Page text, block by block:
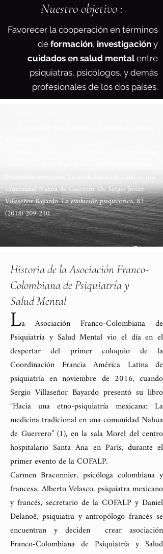
Nuestro objetivo :
Favorecer la cooperación en términos
de formación, investigación y
cuidados en salud mentalentre
psiquiatras, psicólogos, y demás
profesionales de los dos países.
comunidad Nahua de Guerrero. De Sergio Javier
Villaseñor Bayardo. La evolución psiquiátrica,83
(2018) 209-210.
Historia de la Asociación Franco-
Colombiana de Psiquiatría y
Salud Mental
La Asociación Franco-Colombiana de
Psiquiatría y Salud Mental vio el día en el
despertar del primer coloquio de la
Coordinación Francia América Latina de
psiquiatría en noviembre de 2016, cuando
Sergio Villaseñor Bayardo presentó su libro
“Hacia una etno-psiquiatría mexicana: La
medicina tradicional en una comunidad Nahua
de Guerrero” (1), en la sala Morel del centro
hospitalario Santa Ana en París, durante el
primer evento de la COFALP.
Carmen Braconnier, psicóloga colombiana y
francesa, Alberto Velasco, psiquiatra mexicano
y francés, secretario de la COFALP y Daniel
Delanoë, psiquiatra y antropólogo francés se
encuentran y deciden crear asociación
Franco-Colombiana de Psiquiatría y Salud